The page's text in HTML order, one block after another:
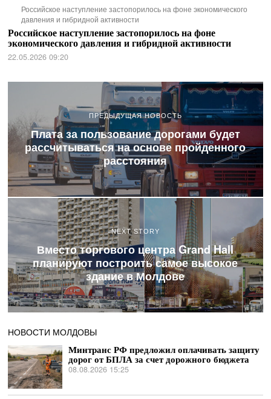
Российское наступление застопорилось на фоне экономического
давления и гибридной активности
Российское наступление застопорилось на фоне
экономического давления и гибридной активности
22.05.2026 09:20
ПРЕДЫДУЩАЯ НОВОСТЬ
Плата за пользование дорогами будет
рассчитываться на основе пройденного
расстояния
NEXT STORY
Вместо торгового центра Grand Hall
планируют построить самое высокое
здание в Молдове
НОВОСТИ МОЛДОВЫ
Минтранс РФ предложил оплачивать защиту
дорог от БПЛА за счет дорожного бюджета
08.08.2026 15:25